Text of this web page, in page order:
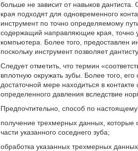
больше не зависит от навыков
края подходят для одновременного
инструмент по точно определяемому
содержащий направляющие края, точно
компьютера. Более того, предоставлен
поскольку инструмент позволяет
Следует отметить, что термин
вплотную окружать зубы. Более того,
достаточной мере находиться в
определенного давления вследствие
Предпочтительно, способ по
получение трехмерных данных,
части указанного соседнего зуба;
обработка указанных трехмерных